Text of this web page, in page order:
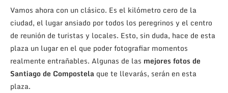
Vamos ahora con un clásico. Es el kilómetro cero de la
ciudad, el lugar ansiado por todos los peregrinos y el centro
de reunión de turistas y locales. Esto, sin duda, hace de esta
plaza un lugar en el que poder fotografiar momentos
realmente entrañables. Algunas de las mejores fotos de
Santiago de Compostela que te llevarás, serán en esta
plaza.